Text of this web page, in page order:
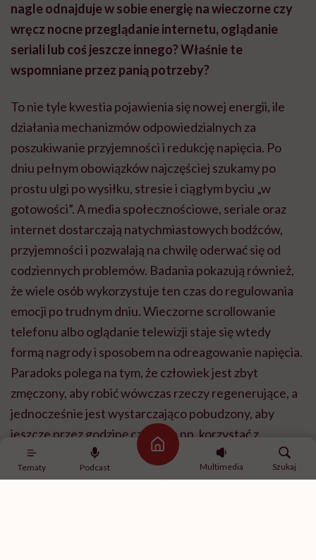
Tematy Podcast
Strona główna
Multimedia
Szukaj
nagle odnajduje w sobie energię na wieczorne czy
wręcz nocne przeglądanie internetu, oglądanie
seriali lub coś jeszcze innego? Właśnie te
wspomniane przez panią potrzeby?
To nie tyle kwestia pojawienia się nowej energii, ile
działania mechanizmów odpowiedzialnych za
poszukiwanie przyjemności i redukcję napięcia. Po
dniu pełnym obowiązków najczęściej szukamy po
prostu ulgi po wysiłku, stresie i ciągłym byciu „w
gotowości”. A media społecznościowe, seriale oraz
internet dostarczają natychmiastowych bodźców,
przyjemności i pozwalają na chwilę oderwać się od
codziennych problemów. Badania pokazują również,
że wiele osób wykorzystuje ten czas do regulowania
emocji po trudnym dniu. Wieczorne scrollowanie
telefonu albo oglądanie telewizji staje się wtedy
formą nagrody i sposobem na odreagowanie napięcia.
Paradoks polega na tym, że człowiek jest zbyt
zmęczony, aby robić wówczas rzeczy regenerujące, a
jednocześnie jest wystarczająco pobudzony, aby
jeszcze przez godzinę czy dwie np. korzystać z
telefonu.